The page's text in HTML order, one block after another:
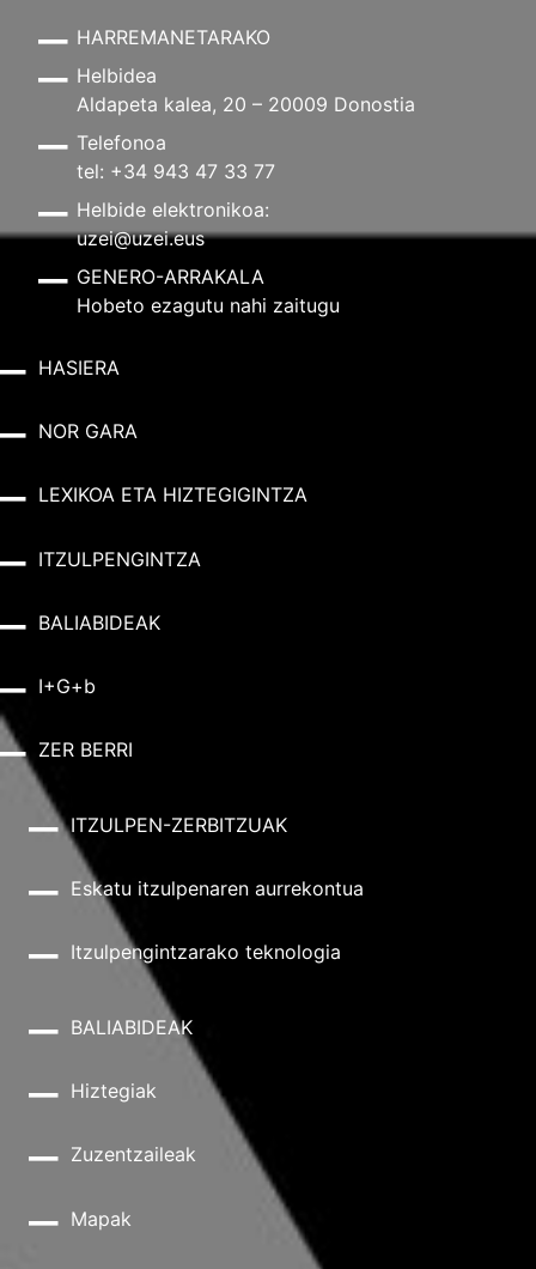
HARREMANETARAKO
Helbidea
Aldapeta kalea, 20 – 20009 Donostia
Telefonoa
tel: +34 943 47 33 77
Helbide elektronikoa:
uzei@uzei.eus
GENERO-ARRAKALA
Hobeto ezagutu nahi zaitugu
HASIERA
NOR GARA
LEXIKOA ETA HIZTEGIGINTZA
ITZULPENGINTZA
BALIABIDEAK
I+G+b
ZER BERRI
ITZULPEN-ZERBITZUAK
Eskatu itzulpenaren aurrekontua
Itzulpengintzarako teknologia
BALIABIDEAK
Hiztegiak
Zuzentzaileak
Mapak